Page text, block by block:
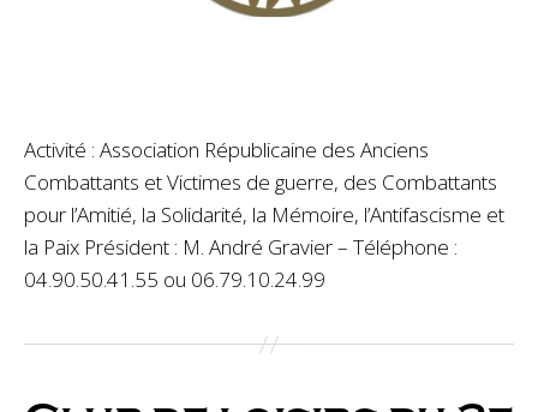
Activité : Association Républicaine des Anciens
Combattants et Victimes de guerre, des Combattants
pour l’Amitié, la Solidarité, la Mémoire, l’Antifascisme et
la Paix Président : M. André Gravier – Téléphone :
04.90.50.41.55 ou 06.79.10.24.99